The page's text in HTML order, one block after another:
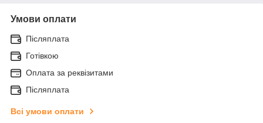
Умови оплати
Післяплата
Готівкою
Оплата за реквізитами
Післяплата
Всі умови оплати